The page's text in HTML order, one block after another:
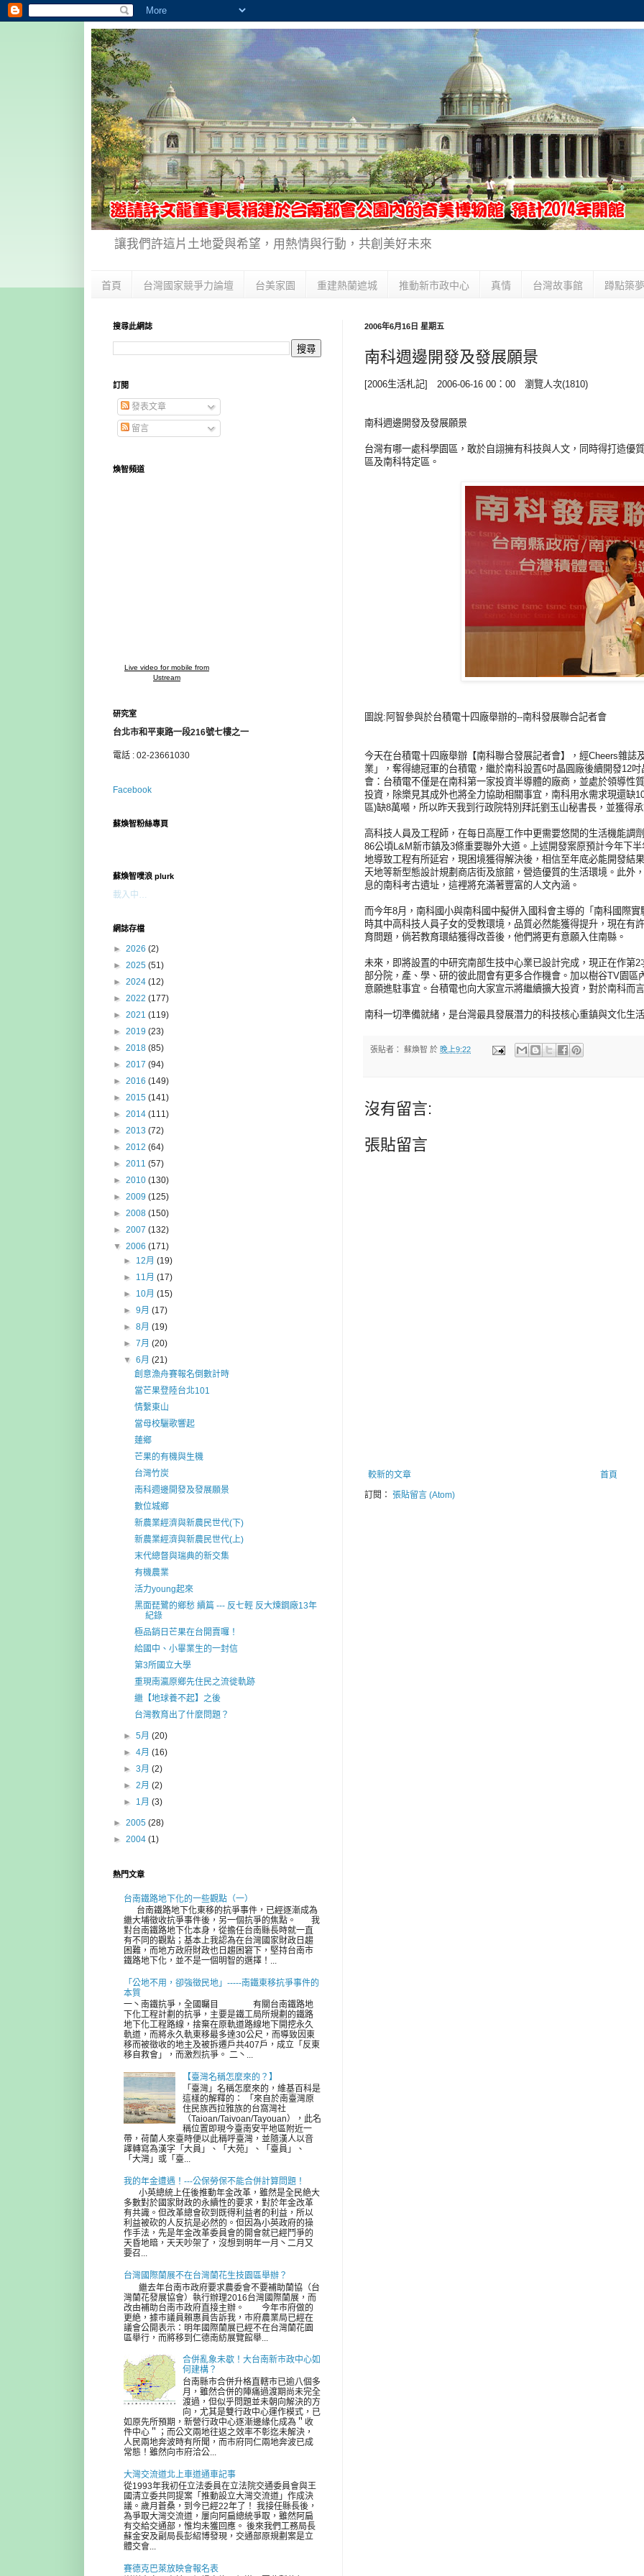
讓我們許這片土地愛與希望，用熱情與行動，共創美好未來
首頁 台灣國家競爭力論壇 台美家園 重建熱蘭遮城 推動新市政中心 真情 台灣故事館 蹲點築夢
2006年6月16日 星期五
南科週邊開發及發展願景
[2006生活札記] 2006-06-16 00：00 瀏覽人次(1810)
南科週邊開發及發展願景
台灣有哪一處科學園區，敢於自詡擁有科技與人文，同時得打造優
區及南科特定區。
圖說:阿智參與於台積電十四廠舉辦的--南科發展聯合記者會
今天在台積電十四廠舉辦【南科聯合發展記者會】，經Cheers雜誌
業」，奪得總冠軍的台積電，繼於南科設置6吋晶圓廠後續開發12
會：台積電不僅是在南科第一家投資半導體的廠商，並處於領導性
投資，除樂見其成外也將全力協助相關事宜，南科用水需求現還缺
區)缺8萬噸，所以昨天我到行政院特別拜託劉玉山秘書長，並獲得
高科技人員及工程師，在每日高壓工作中更需要悠閒的生活機能調
86公頃L&M新市鎮及3條重要聯外大道。上述開發案原預計今年下
地導致工程有所延宕，現困境獲得解決後，相信至年底必能開發結
天地等新型態設計規劃商店街及旅館，營造優質的生活環境。此外
息的南科考古遺址，這裡將充滿著豐富的人文內涵。
而今年8月，南科國小與南科國中擬併入國科會主導的「南科國際
時其中高科技人員子女的受教環境，品質必然能獲得提升，現在有
育問題，倘若教育環結獲得改善後，他們將更有意願入住南縣。
未來，即將設置的中研究南部生技中心業已設計完成，現正在作第
部分院，產、學、研的彼此間會有更多合作機會。加以樹谷TV園
意願進駐事宜。台積電也向大家宣示將繼續擴大投資，對於南科而
南科一切準備就緒，是台灣最具發展潛力的科技核心重鎮與文化生
張貼者： 蘇煥智 於 晚上9:22
沒有留言:
張貼留言
較新的文章
首頁
訂閱： 張貼留言 (Atom)
搜尋此網誌
訂閱
發表文章
留言
煥智頻道
Live video for mobile from
Ustream
研究室
台北市和平東路一段216號七樓之一
電話 : 02-23661030
Facebook
蘇煥智粉絲專頁
蘇煥智噗浪 plurk
載入中…
網誌存檔
► 2026 (2)
► 2025 (51)
► 2024 (12)
► 2022 (177)
► 2021 (119)
► 2019 (23)
► 2018 (85)
► 2017 (94)
► 2016 (149)
► 2015 (141)
► 2014 (111)
► 2013 (72)
► 2012 (64)
► 2011 (57)
► 2010 (130)
► 2009 (125)
► 2008 (150)
► 2007 (132)
▼ 2006 (171)
► 12月(19)
► 11月(17)
► 10月(15)
►9月(17)
►8月(19)
►7月(20)
▼6月(21)
創意漁舟賽報名倒數計時
當芒果登陸台北101
情繫東山
當母校驪歌響起
蓮鄉
芒果的有機與生機
台灣竹炭
南科週邊開發及發展願景
數位城鄉
新農業經濟與新農民世代(下)
新農業經濟與新農民世代(上)
末代總督與瑞典的新交集
有機農業
活力young起來
黑面琵鷺的鄉愁 續篇 --- 反七輕 反大煉鋼廠13年
紀錄
極品銷日芒果在台開賣囉！
給國中、小畢業生的一封信
第3所國立大學
重現南瀛原鄉先住民之流徙軌跡
繼【地球養不起】之後
台灣教育出了什麼問題？
►5月(20)
►4月(16)
►3月(2)
►2月(2)
► 1月(3)
► 2005 (28)
► 2004 (1)
熱門文章
台南鐵路地下化的一些觀點（一）
台南鐵路地下化東移的抗爭事件，已經逐漸成為
繼大埔徵收抗爭事件後，另一個抗爭的焦點。 我
對台南鐵路地下化本身，從擔任台南縣長時就一直
有不同的觀點；基本上我認為在台灣國家財政日趨
困難，而地方政府財政也日趨困窘下，堅持台南市
鐵路地下化，並不是一個明智的選擇！...
「公地不用，卻強徵民地」-----南鐵東移抗爭事件的
本質
一丶南鐵抗爭，全國矚目 有關台南鐵路地
下化工程計劃的抗爭，主要是鐵工局所規劃的鐵路
地下化工程路線，捨棄在原軌道路線地下開挖永久
軌道，而將永久軌東移最多達30公尺，而導致因東
移而被徵收的地主及被拆遷戶共407戶，成立「反東
移自救會」，而激烈抗爭。 二丶...
【臺灣名稱怎麼來的？】
「臺灣」名稱怎麼來的，維基百科是
這樣的解釋的： 「來自於南臺灣原
住民族西拉雅族的台窩灣社
（Taioan/Taivoan/Tayouan），此名
稱位置即現今臺南安平地區附近一
帶，荷蘭人來臺時便以此稱呼臺灣，並隨漢人以音
譯轉寫為漢字「大員」、「大苑」、「臺員」、
「大灣」或「臺...
我的年金遭遇！---公保勞保不能合併計算問題！
小英總統上任後推動年金改革，雖然是全民絶大
多數對於國家財政的永續性的要求，對於年金改革
有共識。但改革總會砍到既得利益者的利益，所以
利益被砍的人反抗是必然的。但因為小英政府的操
作手法，先是年金改革委員會的開會就已經鬥爭的
天昏地暗，天天吵架了，沒想到明年一月丶二月又
要召...
台灣國際蘭展不在台灣蘭花生技園區舉辦？
繼去年台南市政府要求農委會不要補助蘭協（台
灣蘭花發展協會）執行辦理2016台灣國際蘭展，而
改由補助台南市政府直接主辦。 今年市府做的
更絶，據市議員賴惠員告訴我，市府農業局已經在
議會公開表示：明年國際蘭展已經不在台灣蘭花園
區舉行，而將移到仁德南紡展覽館舉...
合併亂象未歇！大台南新市政中心如
何建構？
台南縣市合併升格直轄市已逾八個多
月，雖然合併的陣痛過渡期尚未完全
渡過，但似乎問題並未朝向解決的方
向，尤其是雙行政中心運作模式，已
如原先所預期，新營行政中心逐漸邊緣化成為＂收
件中心＂；而公文兩地往返之效率不彰迄未解決，
人民兩地奔波時有所聞，而市府同仁兩地奔波已成
常態！雖然向市府洽公...
大灣交流道北上車道通車記事
從1993年我初任立法委員在立法院交通委員會與王
國清立委共同提案「推動設立大灣交流道」作成決
議。歲月蒼桑，到今已經22年了！ 我接任縣長後，
為爭取大灣交流道，屢向阿扁總統爭取，雖然阿扁
有交給交通部，惟均未獲回應。 後來我們工務局長
蘇金安及副局長彭紹博發現，交通部原規劃案是立
體交會...
賽德克巴萊放映會報名表